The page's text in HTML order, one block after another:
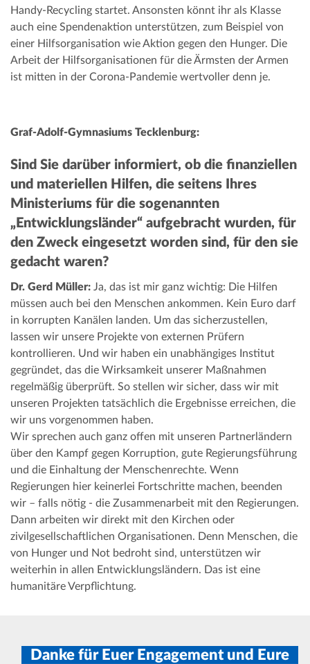
Handy-Recycling startet. Ansonsten könnt ihr als Klasse
auch eine Spendenaktion unterstützen, zum Beispiel von
einer Hilfsorganisation wie Aktion gegen den Hunger. Die
Arbeit der Hilfsorganisationen für die Ärmsten der Armen
ist mitten in der Corona-Pandemie wertvoller denn je.
Graf-Adolf-Gymnasiums Tecklenburg:
Sind Sie darüber informiert, ob die finanziellen
und materiellen Hilfen, die seitens Ihres
Ministeriums für die sogenannten
„Entwicklungsländer“ aufgebracht wurden, für
den Zweck eingesetzt worden sind, für den sie
gedacht waren?
Dr. Gerd Müller: Ja, das ist mir ganz wichtig: Die Hilfen
müssen auch bei den Menschen ankommen. Kein Euro darf
in korrupten Kanälen landen. Um das sicherzustellen,
lassen wir unsere Projekte von externen Prüfern
kontrollieren. Und wir haben ein unabhängiges Institut
gegründet, das die Wirksamkeit unserer Maßnahmen
regelmäßig überprüft. So stellen wir sicher, dass wir mit
unseren Projekten tatsächlich die Ergebnisse erreichen, die
wir uns vorgenommen haben.
Wir sprechen auch ganz offen mit unseren Partnerländern
über den Kampf gegen Korruption, gute Regierungsführung
und die Einhaltung der Menschenrechte. Wenn
Regierungen hier keinerlei Fortschritte machen, beenden
wir – falls nötig - die Zusammenarbeit mit den Regierungen.
Dann arbeiten wir direkt mit den Kirchen oder
zivilgesellschaftlichen Organisationen. Denn Menschen, die
von Hunger und Not bedroht sind, unterstützen wir
weiterhin in allen Entwicklungsländern. Das ist eine
humanitäre Verpflichtung.
Danke für Euer Engagement und Eure